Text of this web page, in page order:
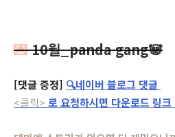
💌 10월_panda gang🐼
[댓글 증정] 🔍네이버 블로그 댓글
<클릭> 로 요청하시면 다운로드 링